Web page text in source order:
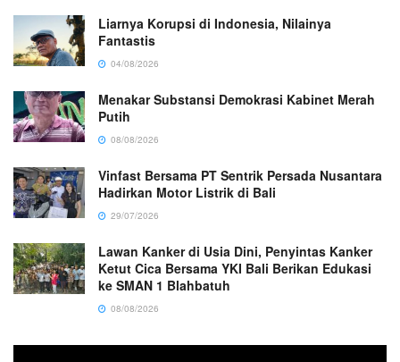
Liarnya Korupsi di Indonesia, Nilainya
Fantastis
04/08/2026
Menakar Substansi Demokrasi Kabinet Merah
Putih
08/08/2026
Vinfast Bersama PT Sentrik Persada Nusantara
Hadirkan Motor Listrik di Bali
29/07/2026
Lawan Kanker di Usia Dini, Penyintas Kanker
Ketut Cica Bersama YKI Bali Berikan Edukasi
ke SMAN 1 Blahbatuh
08/08/2026